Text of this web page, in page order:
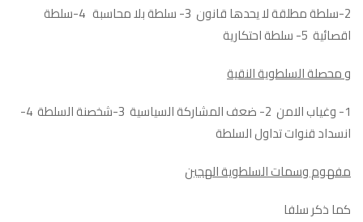
2-سلطة مطلقة لا يحدها قانون 3- سلطة بلا محاسبة 4-سلطة
اقصائية 5- سلطة احتكارية
و محصلة السلطوية النقية
1- وغياب الامن 2- ضعف المشاركة السياسية 3-شخصنة السلطة 4-
انسداد قنوات تداول السلطة
مفهوم وسمات السلطوية الهجين
كما ذكر سلفا